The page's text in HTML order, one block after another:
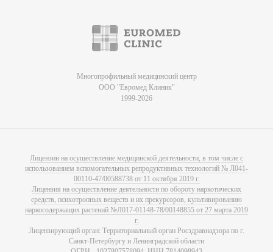
Многопрофильный медицинский центр
ООО "Евромед Клиник"
1999-2026
Лицензии на осуществление медицинской деятельности, в том числе с
использованием вспомогательных репродуктивных технологий № Л041-
00110-47/00588738 от 11 октября 2019 г.
Лицензия на осуществление деятельности по обороту наркотических
средств, психотропных веществ и их прекурсоров, культивированию
наркосодержащих растений №Л017-01148-78/00148855 от 27 марта 2019
г.
Лицензирующий орган: Территориальный орган Росздравнадзора по г.
Санкт-Петербургу и Ленинградской области